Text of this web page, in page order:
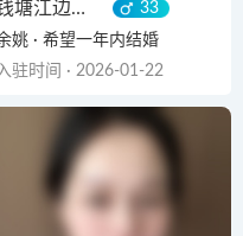
钱塘江边的风
33
姚 · 希望一年内结婚
驻时间 · 2026-01-22